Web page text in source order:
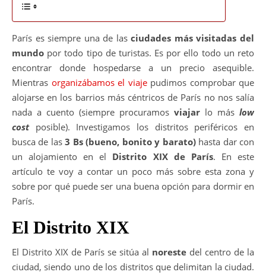
París es siempre una de lasciudades más visitadas del
mundo por todo tipo de turistas. Es por ello todo un reto
encontrar donde hospedarse a un precio asequible.
Mientras organizábamos el viajepudimos comprobar que
alojarse en los barrios más céntricos de París no nos salía
nada a cuento (siempre procuramos viajar lo más low
costposible). Investigamos los distritos periféricos en
busca de las3 Bs (bueno, bonito y barato)hasta dar con
un alojamiento en el Distrito XIX de París. En este
artículo te voy a contar un poco más sobre esta zona y
sobre por qué puede ser una buena opción para dormir en
París.
El Distrito XIX
El Distrito XIX de París se sitúa al noreste del centro de la
ciudad, siendo uno de los distritos que delimitan la ciudad.